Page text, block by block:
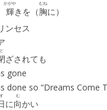
輝
かがや
きを（胸
むね
に）
ンセス
と
ざされても
gone
done so “Dreams Come
に向
む
かい